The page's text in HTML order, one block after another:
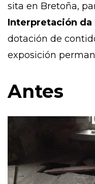
sita en Bretoña,
Interpretación da
dotación de
exposición
Antes